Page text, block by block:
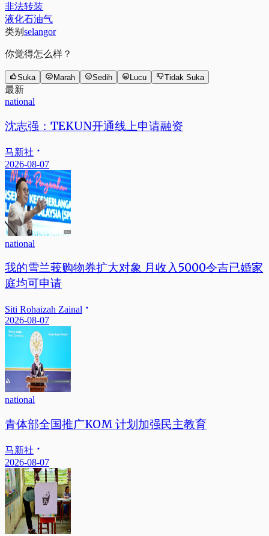
非法转装
液化石油气
类别 selangor
你觉得怎么样？
Suka Marah Sedih Lucu Tidak Suka
最新
national
沈志强：TEKUN开通线上申请融资
马新社
2026-08-07
national
我的雪兰莪购物券扩大对象 月收入5000令吉已婚家
庭均可申请
Siti Rohaizah Zainal
2026-08-07
national
青体部全国推广KOM 计划加强民主教育
马新社
2026-08-07